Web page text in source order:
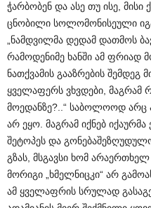
ჭარბობენ და ასე თუ ისე, მისი
ცნობილი სოლომონისეული
„ნამდვილმა დედამ დათმოს
რამოდენიმე ხანში ამ ფრიად
ნათქვამის გააზრების შემდეგ
ყველაფერს ვხვდები, მაგრამ
მოედანზე?..“ საბოლოოდ არც
არ ეყო. მაგრამ იქნებ
შეტოპეს და
გზას, მსგავსი ხომ
მორიგი „ხმელნიცკი“ არ
ამ ყველაფრის სრულად